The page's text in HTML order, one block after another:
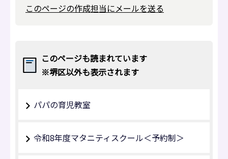
このページの作成担当にメールを送る
このページも読まれています
※堺区以外も表示されます
パパの育児教室
令和8年度マタニティスクール＜予約制＞